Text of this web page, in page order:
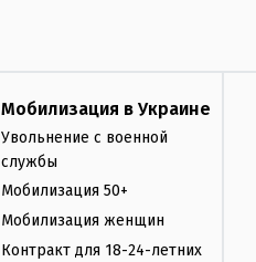
Мобилизация в Украине
Увольнение с военной
службы
Мобилизация 50+
Мобилизация женщин
Контракт для 18-24-летних